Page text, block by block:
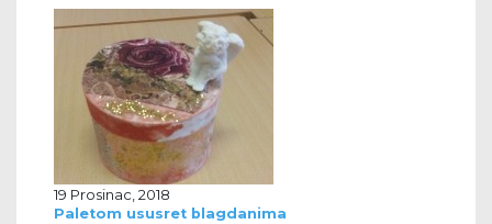
19 Prosinac, 2018
Paletom ususret blagdanima